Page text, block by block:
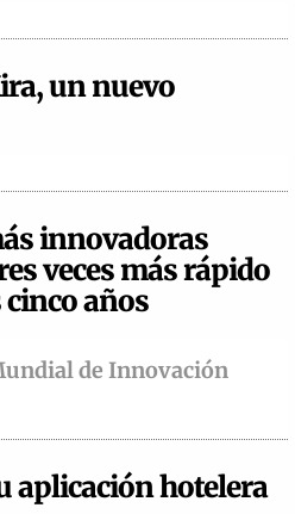
un nuevo
innovadoras
veces más rápido
años
de Innovación
aplicación hotelera